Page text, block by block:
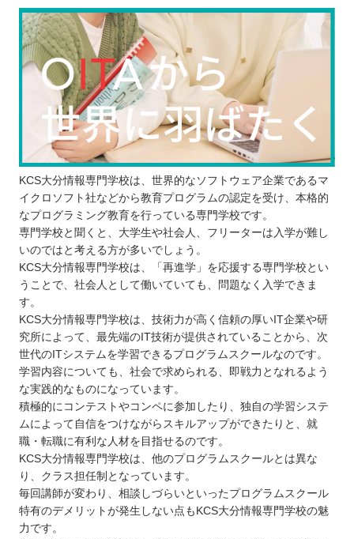
KCS大分情報専門学校は、世界的なソフトウェア企業であるマ
イクロソフト社などから教育プログラムの認定を受け、本格的
なプログラミング教育を行っている専門学校です。
専門学校と聞くと、大学生や社会人、フリーターは入学が難し
いのではと考える方が多いでしょう。
KCS大分情報専門学校は、「再進学」を応援する専門学校とい
うことで、社会人として働いていても、問題なく入学できま
す。
KCS大分情報専門学校は、技術力が高く信頼の厚いIT企業や研
究所によって、最先端のIT技術が提供されていることから、次
世代のITシステムを学習できるプログラムスクールなのです。
学習内容についても、社会で求められる、即戦力となれるよう
な実践的なものになっています。
積極的にコンテストやコンペに参加したり、独自の学習システ
ムによって自信をつけながらスキルアップができたりと、就
職・転職に有利な人材を目指せるのです。
KCS大分情報専門学校は、他のプログラムスクールとは異な
り、クラス担任制となっています。
毎回講師が変わり、相談しづらいといったプログラムスクール
特有のデメリットが発生しない点もKCS大分情報専門学校の魅
力です。